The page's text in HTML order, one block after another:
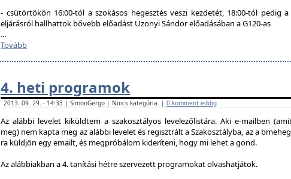
- csütörtökön 16:00-tól a szokásos hegesztés veszi kezdetét, 18:00-tól pedig
eljárásról hallhattok bővebb előadást Uzonyi Sándor előadásában a G120-as
...
Tovább
4. heti programok
2013. 09. 29. - 14:33 | SimonGergo | Nincs kategória. | 0 komment eddig
Az alábbi levelet kiküldtem a szakosztályos levelezőlistára. Aki e-mailben
meg) nem kapta meg az alábbi levelet és regisztrált a Szakosztályba, az a
ra küldjön egy emailt, és megpróbálom kideríteni, hogy mi lehet a gond.
Az alábbiakban a 4. tanítási hétre szervezett programokat olvashatjátok.